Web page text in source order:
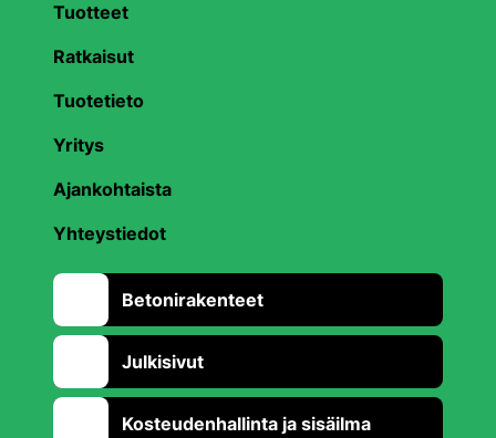
Tuotteet
Ratkaisut
Tuotetieto
Yritys
Ajankohtaista
Yhteystiedot
Betonirakenteet
Julkisivut
Kosteudenhallinta ja sisäilma